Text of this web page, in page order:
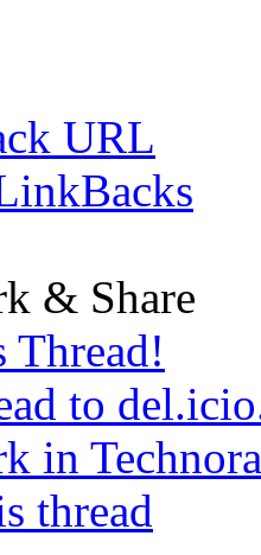
URL
& Share
Thread!
to
in
thread